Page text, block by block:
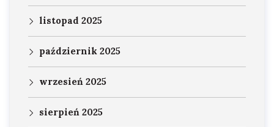
listopad 2025
październik 2025
wrzesień 2025
sierpień 2025